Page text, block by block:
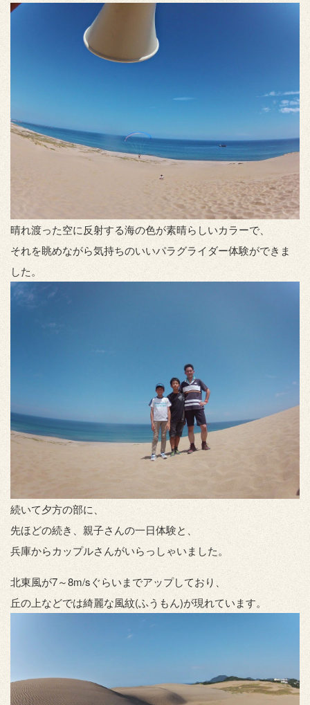
晴れ渡った空に反射する海の色が素晴らしいカラーで、
それを眺めながら気持ちのいいパラグライダー体験ができま
した。
続いて夕方の部に、
先ほどの続き、親子さんの一日体験と、
兵庫からカップルさんがいらっしゃいました。
北東風が7～8m/sぐらいまでアップしており、
丘の上などでは綺麗な風紋(ふうもん)が現れています。